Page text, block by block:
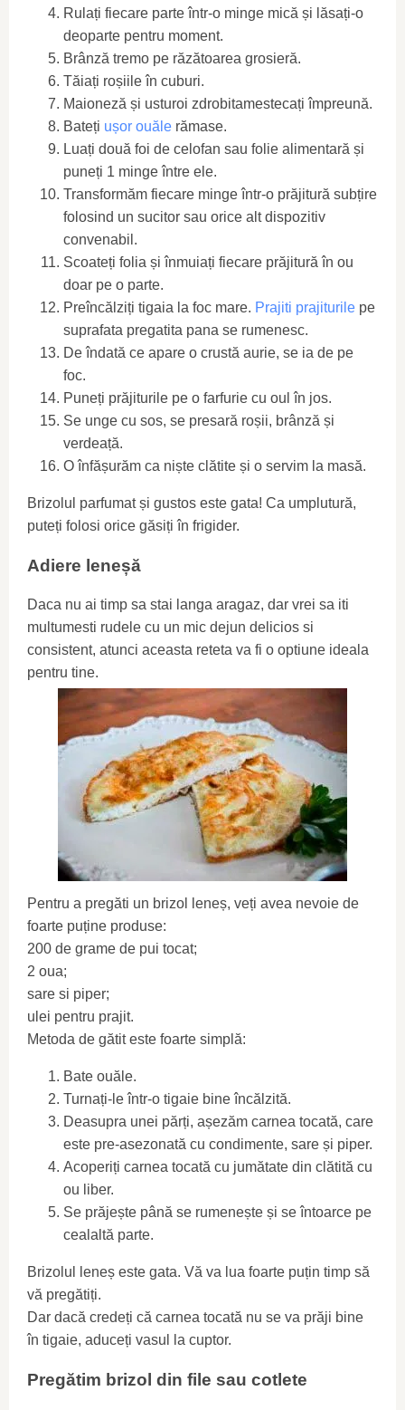
Rulați fiecare parte într-o minge mică și lăsați-o
deoparte pentru moment.
Brânză tremo pe răzătoarea grosieră.
Tăiați roșiile în cuburi.
Maioneză și usturoi zdrobitamestecați împreună.
Bateți ușor ouăle rămase.
Luați două foi de celofan sau folie alimentară și
puneți 1 minge între ele.
Transformăm fiecare minge într-o prăjitură subțire
folosind un sucitor sau orice alt dispozitiv
convenabil.
Scoateți folia și înmuiați fiecare prăjitură în ou
doar pe o parte.
Preîncălziți tigaia la foc mare. Prajiti prajiturile pe
suprafata pregatita pana se rumenesc.
De îndată ce apare o crustă aurie, se ia de pe
foc.
Puneți prăjiturile pe o farfurie cu oul în jos.
Se unge cu sos, se presară roșii, brânză și
verdeață.
O înfășurăm ca niște clătite și o servim la masă.
Brizolul parfumat și gustos este gata! Ca umplutură,
puteți folosi orice găsiți în frigider.
Adiere leneșă
Daca nu ai timp sa stai langa aragaz, dar vrei sa iti
multumesti rudele cu un mic dejun delicios si
consistent, atunci aceasta reteta va fi o optiune ideala
pentru tine.
Pentru a pregăti un brizol leneș, veți avea nevoie de
foarte puține produse:
200 de grame de pui tocat;
2 oua;
sare si piper;
ulei pentru prajit.
Metoda de gătit este foarte simplă:
Bate ouăle.
Turnați-le într-o tigaie bine încălzită.
Deasupra unei părți, așezăm carnea tocată, care
este pre-asezonată cu condimente, sare și piper.
Acoperiți carnea tocată cu jumătate din clătită cu
ou liber.
Se prăjește până se rumenește și se întoarce pe
cealaltă parte.
Brizolul leneș este gata. Vă va lua foarte puțin timp să
vă pregătiți.
Dar dacă credeți că carnea tocată nu se va prăji bine
în tigaie, aduceți vasul la cuptor.
Pregătim brizol din file sau cotlete